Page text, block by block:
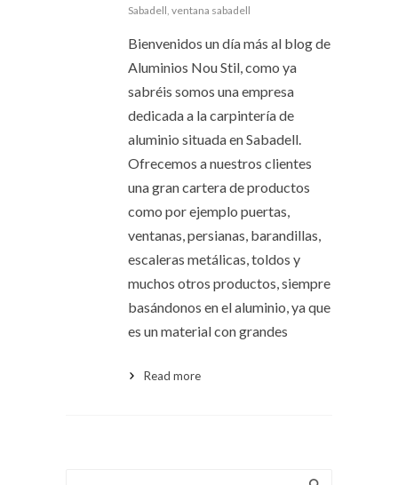
Sabadell ventana sabadell
Bienvenidos un día más al blog de
Aluminios Nou Stil, como ya
sabréis somos una empresa
dedicada a la carpintería de
aluminio situada en Sabadell.
Ofrecemos a nuestros clientes
una gran cartera de productos
como por ejemplo puertas,
ventanas, persianas, barandillas,
escaleras metálicas, toldos y
muchos otros productos, siempre
basándonos en el aluminio, ya que
es un material con grandes
Read more